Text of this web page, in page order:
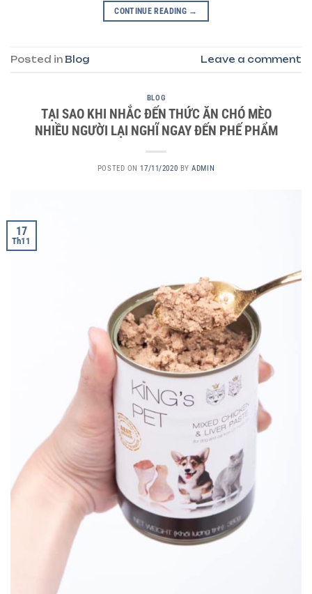
CONTINUE READING →
Posted in Blog Leave a comment
BLOG
TẠI SAO KHI NHẮC ĐẾN THỨC ĂN CHÓ MÈO
NHIỀU NGƯỜI LẠI NGHĨ NGAY ĐẾN PHẾ PHẨM
POSTED ON17/11/2020 BYADMIN
17
Th11